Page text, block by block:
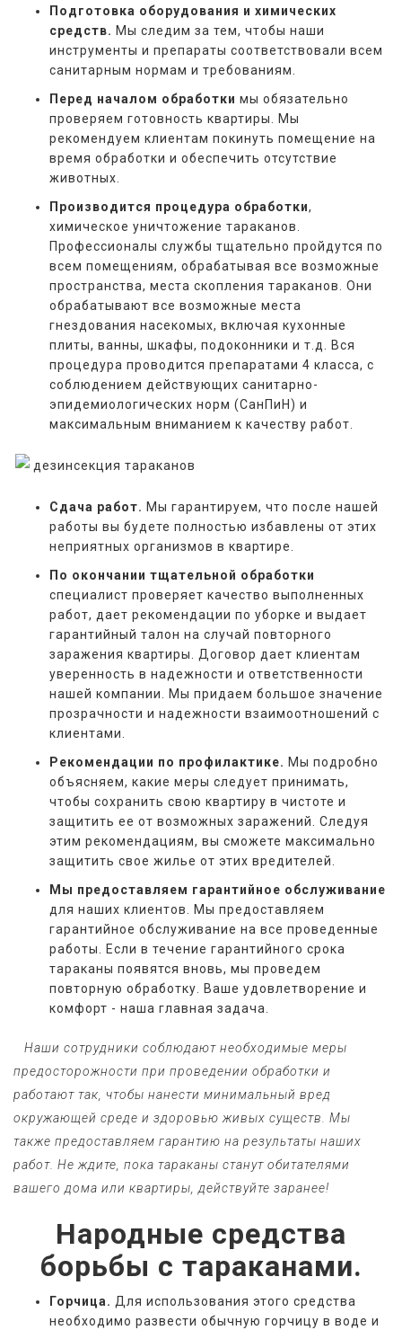
Подготовка оборудования и химических
средств. Мы следим за тем, чтобы наши
инструменты и препараты соответствовали всем
санитарным нормам и требованиям.
Перед началом обработки мы обязательно
проверяем готовность квартиры. Мы
рекомендуем клиентам покинуть помещение на
время обработки и обеспечить отсутствие
животных.
Производится процедура обработки,
химическое уничтожение тараканов.
Профессионалы службы тщательно пройдутся по
всем помещениям, обрабатывая все возможные
пространства, места скопления тараканов. Они
обрабатывают все возможные места
гнездования насекомых, включая кухонные
плиты, ванны, шкафы, подоконники и т.д. Вся
процедура проводится препаратами 4 класса, с
соблюдением действующих санитарно-
эпидемиологических норм (СанПиН) и
максимальным вниманием к качеству работ.
Сдача работ. Мы гарантируем, что после нашей
работы вы будете полностью избавлены от этих
неприятных организмов в квартире.
По окончании тщательной обработки
специалист проверяет качество выполненных
работ, дает рекомендации по уборке и выдает
гарантийный талон на случай повторного
заражения квартиры. Договор дает клиентам
уверенность в надежности и ответственности
нашей компании. Мы придаем большое значение
прозрачности и надежности взаимоотношений с
клиентами.
Рекомендации по профилактике. Мы подробно
объясняем, какие меры следует принимать,
чтобы сохранить свою квартиру в чистоте и
защитить ее от возможных заражений. Следуя
этим рекомендациям, вы сможете максимально
защитить свое жилье от этих вредителей.
Мы предоставляем гарантийное обслуживание
для наших клиентов. Мы предоставляем
гарантийное обслуживание на все проведенные
работы. Если в течение гарантийного срока
тараканы появятся вновь, мы проведем
повторную обработку. Ваше удовлетворение и
комфорт - наша главная задача.
Наши сотрудники соблюдают необходимые меры
предосторожности при проведении обработки и
работают так, чтобы нанести минимальный вред
окружающей среде и здоровью живых существ. Мы
также предоставляем гарантию на результаты наших
работ. Не ждите, пока тараканы станут обитателями
вашего дома или квартиры, действуйте заранее!
Народные средства
борьбы с тараканами.
Горчица. Для использования этого средства
необходимо развести обычную горчицу в воде и